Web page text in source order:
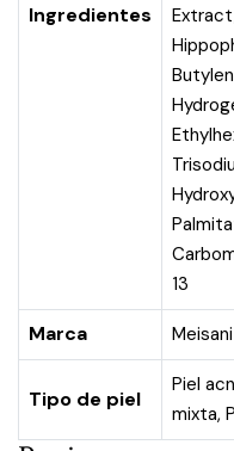
Ingredientes
13
Marca Meisani
Tipo de piel
Piel
mixta,